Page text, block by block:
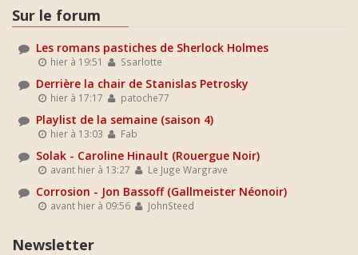
Sur le forum
Les romans pastiches de Sherlock Holmes
hier à 19:51 Ssarlotte
Derrière la chair de Stanislas Petrosky
hier à 17:17 patoche77
Playlist de la semaine (saison 4)
hier à 13:03 Fab
Solak - Caroline Hinault (Rouergue Noir)
avant hier à 13:27 Le Juge Wargrave
Corrosion - Jon Bassoff (Gallmeister Néonoir)
avant hier à 09:56 JohnSteed
Newsletter